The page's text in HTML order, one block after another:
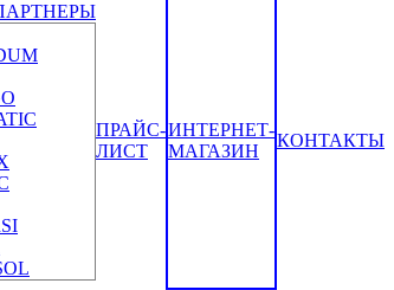
ПРАЙС-
ЛИСТ
ИНТЕРНЕТ-
МАГАЗИН
КОНТАКТЫ